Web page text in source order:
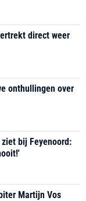
direct weer
onthullingen over
bij Feyenoord:
Martijn Vos